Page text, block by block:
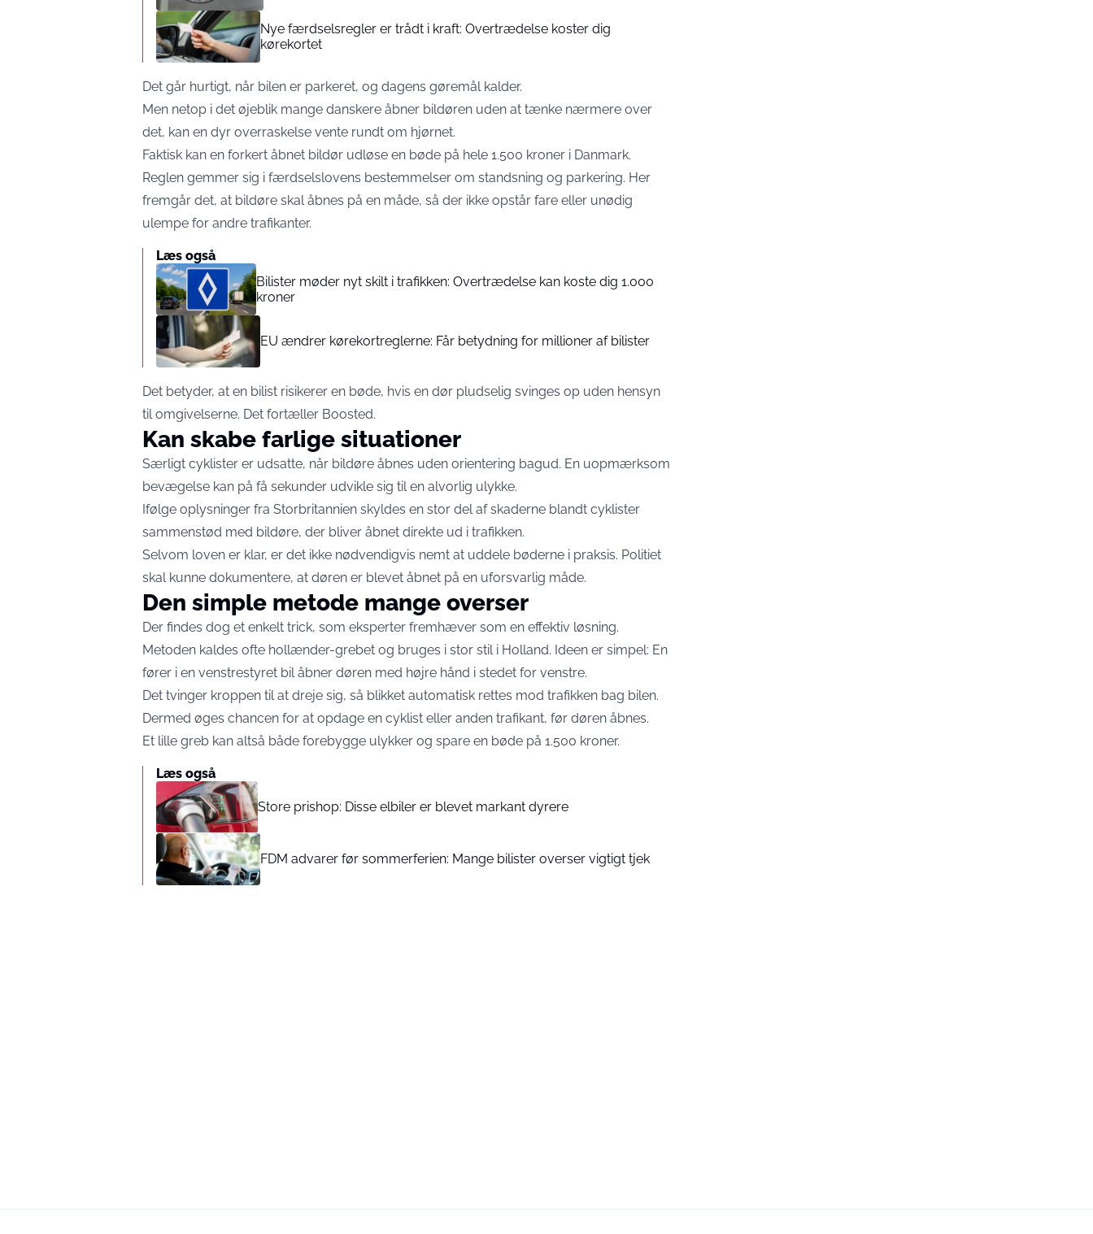
Nye færdselsregler er trådt i kraft: Overtrædelse koster dig
kørekortet
Det går hurtigt, når bilen er parkeret, og dagens gøremål kalder.
Men netop i det øjeblik mange danskere åbner bildøren uden at tænke nærmere over
det, kan en dyr overraskelse vente rundt om hjørnet.
Faktisk kan en forkert åbnet bildør udløse en bøde på hele 1.500 kroner i Danmark.
Reglen gemmer sig i færdselslovens bestemmelser om standsning og parkering. Her
fremgår det, at bildøre skal åbnes på en måde, så der ikke opstår fare eller unødig
ulempe for andre trafikanter.
Læs også
Bilister møder nyt skilt i trafikken: Overtrædelse kan koste dig 1.000
kroner
EU ændrer kørekortreglerne: Får betydning for millioner af bilister
Det betyder, at en bilist risikerer en bøde, hvis en dør pludselig svinges op uden hensyn
til omgivelserne. Det fortæller Boosted.
Kan skabe farlige situationer
Særligt cyklister er udsatte, når bildøre åbnes uden orientering bagud. En uopmærksom
bevægelse kan på få sekunder udvikle sig til en alvorlig ulykke.
Ifølge oplysninger fra Storbritannien skyldes en stor del af skaderne blandt cyklister
sammenstød med bildøre, der bliver åbnet direkte ud i trafikken.
Selvom loven er klar, er det ikke nødvendigvis nemt at uddele bøderne i praksis. Politiet
skal kunne dokumentere, at døren er blevet åbnet på en uforsvarlig måde.
Den simple metode mange overser
Der findes dog et enkelt trick, som eksperter fremhæver som en effektiv løsning.
Metoden kaldes ofte hollænder-grebet og bruges i stor stil i Holland. Ideen er simpel: En
fører i en venstrestyret bil åbner døren med højre hånd i stedet for venstre.
Det tvinger kroppen til at dreje sig, så blikket automatisk rettes mod trafikken bag bilen.
Dermed øges chancen for at opdage en cyklist eller anden trafikant, før døren åbnes.
Et lille greb kan altså både forebygge ulykker og spare en bøde på 1.500 kroner.
Læs også
Store prishop: Disse elbiler er blevet markant dyrere
FDM advarer før sommerferien: Mange bilister overser vigtigt tjek